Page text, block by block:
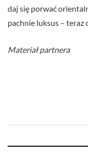
daj się porwać
pachnie luksus – teraz
Materiał partnera